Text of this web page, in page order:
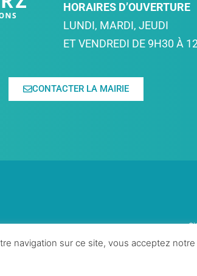
HORAIRES D’OUVERTURE
LUNDI, MARDI, JEUDI
ET VENDREDI DE 9H30 À
CONTACTER LA MAIRIE
navigation sur ce site, vous acceptez